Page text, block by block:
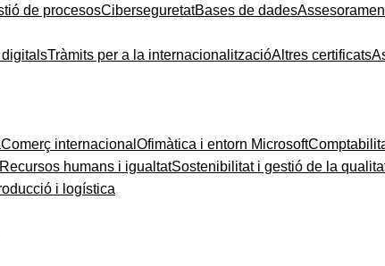
de procesosCiberseguretatBases de dades
Tràmits per a la internacionalitzacióAltres certificats
Comerç internacional Ofimàtica i entorn Microsoft
Recursos humans i igualtatSostenibilitat i gestió de la
i logística